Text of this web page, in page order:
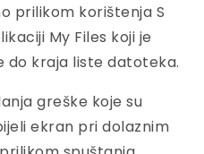
prilikom korištenja S
My Files koji je
do kraja liste datoteka.
greške koje su
ekran pri dolaznim